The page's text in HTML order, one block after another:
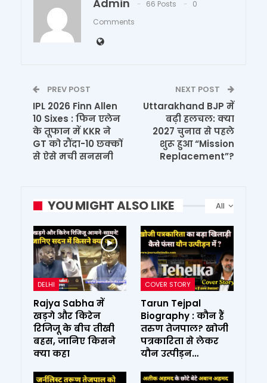
Admin 66 Posts
0
Comments
PREV POST
IPL 2026 Finn Allen
10 Sixes : फिन एलेन
के तूफान में KKR ने
GT को रौंदा-10 छक्कों
से ऐसे मची सनसनी
NEXT POST
Uttarakhand BJP में
बढ़ी हलचल: क्या
2027 चुनाव से पहले
शुरू हुआ “Mission
Replacement”?
All
YOU MIGHT ALSO LIKE
DELHI
Rajya Sabha में
खड़गे और किरेन
रिजिजू के बीच तीखी
बहस, जानिए किसने
क्या कहा
COVER STORY
Tarun Tejpal
Biography : कौन हैं
तरुण तेजपाल? खोजी
पत्रकारिता से लेकर
यौन उत्पीड़न…